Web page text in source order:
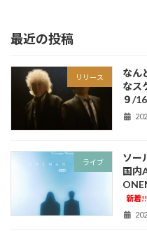
最近の投稿
リリース
なん
なス
９/
ライブ
ソー
国内
新着!!